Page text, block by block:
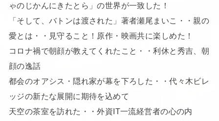
ゃのじかんにきたとら」の世界が一致した！
「そして、バトンは渡された」著者瀬尾まいこ・・親の
愛とは・・見守ること！原作・映画共に楽しめた！
コロナ禍で朝顔が教えてくれたこと・・利休と秀吉、朝
顔の逸話
都会のオアシス・隠れ家が幕を下ろした・・代々木ビレ
ッジの新たな展開に期待を込めて
天空の茶室を訪れた・・外資IT一流経営者の心の内